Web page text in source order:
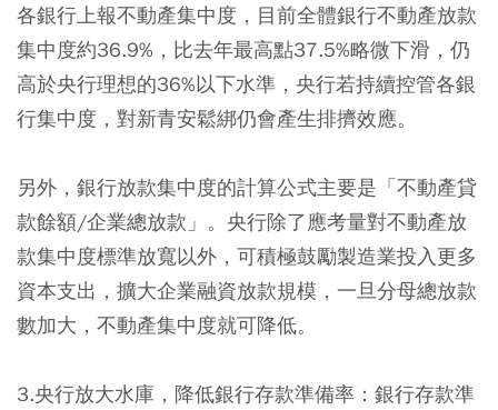
各銀行上報不動產集中度，目前全體銀行不動產放款
集中度約36.9%，比去年最高點37.5%略微下滑，仍
高於央行理想的36%以下水準，央行若持續控管各銀
行集中度，對新青安鬆綁仍會產生排擠效應。
另外，銀行放款集中度的計算公式主要是「不動產貸
款餘額/企業總放款」。央行除了應考量對不動產放
款集中度標準放寬以外，可積極鼓勵製造業投入更多
資本支出，擴大企業融資放款規模，一旦分母總放款
數加大，不動產集中度就可降低。
3.央行放大水庫，降低銀行存款準備率 ：銀行存款準